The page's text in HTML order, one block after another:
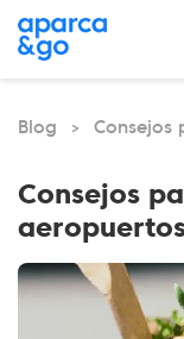
Blog > Consejos
Consejos